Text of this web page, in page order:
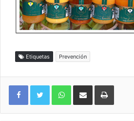
Etiquetas Prevención
WhatsAppCompartir por correo electrónicoImprimir